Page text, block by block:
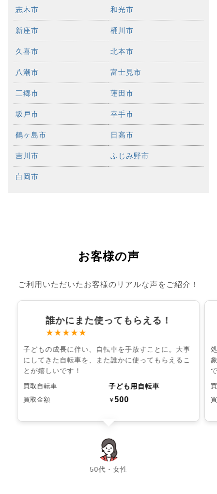
志木市 和光市
新座市 桶川市
久喜市 北本市
八潮市 富士見市
三郷市 蓮田市
坂戸市 幸手市
鶴ヶ島市 日高市
吉川市 ふじみ野市
白岡市
お客様の声
ご利用いただいたお客様のリアルな声をご紹介！
誰かにまた使ってもらえる！
★★★★★
子どもの成長に伴い、自転車を手放すことに。大事
にしてきた自転車を、また誰かに使ってもらえるこ
とが嬉しいです！
買取自転車 子ども用自転車
買取金額 ￥500
50代・女性
chevron_left chevron_right